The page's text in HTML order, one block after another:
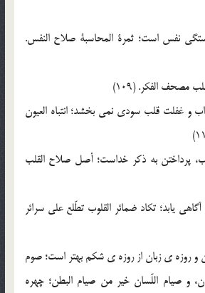
نفس است؛ ثمرة المحاسبة صلاح النفس.
مصحف الفکر. (109)
و غفلت قلب سودي نمي بخشد؛ انتباه العيون
پرداختن به ذکر خداست؛ أصل صلاح القلب
يابد؛ تکاد ضمائر القلوب تطّلع علي سرائر
و روزه ي زبان از روزه ي شکم بهتر است؛ صوم
و صيام اللّسان خير من صيام البطن؛ چهره